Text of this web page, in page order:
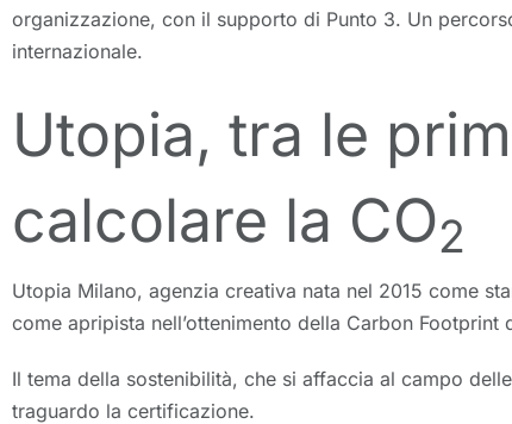
organizzazione, con il supporto di Punto 3. Un
internazionale.
Utopia, tra le
calcolare la CO2
Utopia Milano, agenzia creativa nata nel 2015 come
come apripista nell’ottenimento della Carbon
Il tema della sostenibilità, che si affaccia al campo
traguardo la certificazione.